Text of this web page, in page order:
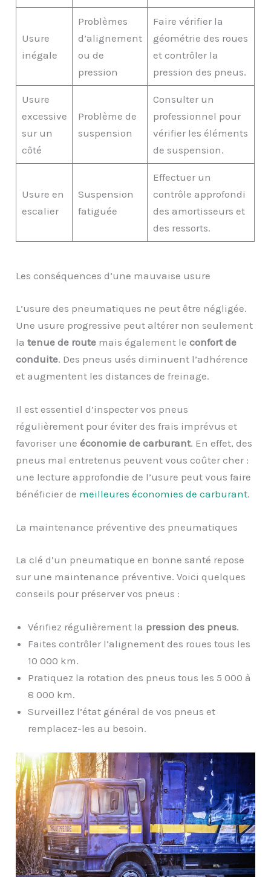
Usure
inégale
Problèmes
d’alignement
ou de
pression
Faire vérifier la
géométrie des roues
et contrôler la
pression des pneus.
Usure
excessive
sur un
côté
Problème de
suspension
Consulter un
professionnel pour
vérifier les éléments
de suspension.
Usure en
escalier
Suspension
fatiguée
Effectuer un
contrôle approfondi
des amortisseurs et
des ressorts.
Les conséquences d’une mauvaise usure
L’usure des pneumatiques ne peut être négligée.
Une usure progressive peut altérer non seulement
latenue de route mais également leconfort de
conduite. Des pneus usés diminuent l’adhérence
et augmentent les distances de freinage.
Il est essentiel d’inspecter vos pneus
régulièrement pour éviter des frais imprévus et
favoriser uneéconomie de carburant. En effet, des
pneus mal entretenus peuvent vous coûter cher :
une lecture approfondie de l’usure peut vous faire
bénéficier de meilleures économies de carburant.
La maintenance préventive des pneumatiques
La clé d’un pneumatique en bonne santé repose
sur une maintenance préventive. Voici quelques
conseils pour préserver vos pneus :
Vérifiez régulièrement la pression des pneus.
Faites contrôler l’alignement des roues tous les
10 000 km.
Pratiquez la rotation des pneus tous les 5 000 à
8 000 km.
Surveillez l’état général de vos pneus et
remplacez-les au besoin.